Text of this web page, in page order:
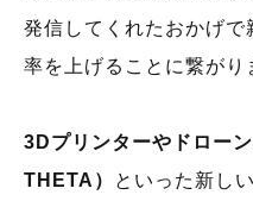
発信してくれたおかげで
率を上げることに繋がり
3Dプリンターやドロー
THETA）
といった新し